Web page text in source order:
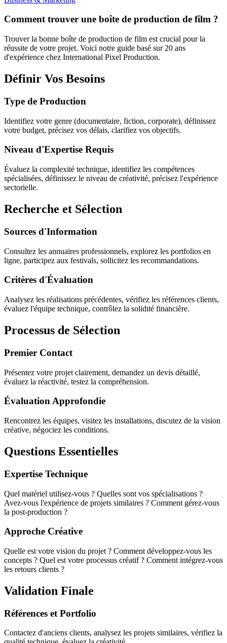
Comment trouver une boîte de production de film ?
Trouver la bonne boîte de production de film est crucial pour la
réussite de votre projet. Voici notre guide basé sur 20 ans
d'expérience chez International Pixel Production.
Définir Vos Besoins
Type de Production
Identifiez votre genre (documentaire, fiction, corporate), définissez
votre budget, précisez vos délais, clarifiez vos objectifs.
Niveau d'Expertise Requis
Évaluez la complexité technique, identifiez les compétences
spécialisées, définissez le niveau de créativité, précisez l'expérience
sectorielle.
Recherche et Sélection
Sources d'Information
Consultez les annuaires professionnels, explorez les portfolios en
ligne, participez aux festivals, sollicitez les recommandations.
Critères d'Évaluation
Analysez les réalisations précédentes, vérifiez les références clients,
évaluez l'équipe technique, contrôlez la solidité financière.
Processus de Sélection
Premier Contact
Présentez votre projet clairement, demandez un devis détaillé,
évaluez la réactivité, testez la compréhension.
Évaluation Approfondie
Rencontrez les équipes, visitez les installations, discutez de la vision
créative, négociez les conditions.
Questions Essentielles
Expertise Technique
Quel matériel utilisez-vous ? Quelles sont vos spécialisations ?
Avez-vous l'expérience de projets similaires ? Comment gérez-vous
la post-production ?
Approche Créative
Quelle est votre vision du projet ? Comment développez-vous les
concepts ? Quel est votre processus créatif ? Comment intégrez-vous
les retours clients ?
Validation Finale
Références et Portfolio
Contactez d'anciens clients, analysez les projets similaires, vérifiez la